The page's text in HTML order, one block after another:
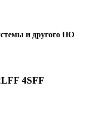
и другого ПО
4SFF